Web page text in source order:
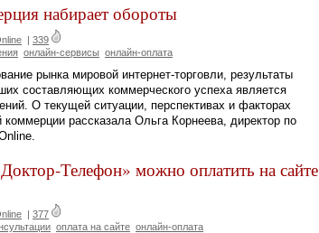
набирает обороты
339
онлайн-сервисы онлайн-оплата
рынка мировой интернет-торговли, результаты
составляющих коммерческого успеха является
О текущей ситуации, перспективах и факторах
рассказала Ольга Корнеева, директор по
Телефон» можно оплатить на сайте
| 377
оплата на сайте онлайн-оплата